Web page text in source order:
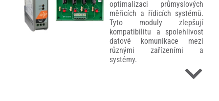
optimalizaci průmyslových
měřicích a řídicích systémů.
Tyto moduly zlepšují
kompatibilitu a spolehlivost
datové komunikace mezi
různými zařízeními a
systémy.